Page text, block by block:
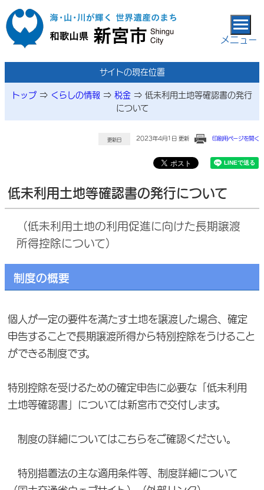
本文へ移動
メニュー
サイトの現在位置
トップ ⇒ くらしの情報 ⇒ 税金 ⇒ 低未利用土地等確認書の発行
について
更新日 2023年4月1日 更新 印刷用ページを開く
低未利用土地等確認書の発行について
（低未利用土地の利用促進に向けた長期譲渡
所得控除について）
制度の概要
個人が一定の要件を満たす土地を譲渡した場合、確定
申告することで長期譲渡所得から特別控除をうけること
ができる制度です。
特別控除を受けるための確定申告に必要な「低未利用
土地等確認書」については新宮市で交付します。
制度の詳細についてはこちらをご確認ください。
特別措置法の主な適用条件等、制度詳細について